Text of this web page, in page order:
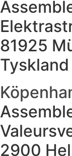
81925
Tyskland
2900